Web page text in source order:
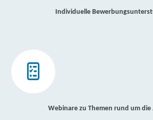
Individuelle
Webinare zu Themen rund um die